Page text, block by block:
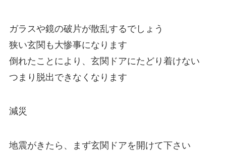
ガラスや鏡の破片が散乱するでしょう
狭い玄関も大惨事になります
倒れたことにより、玄関ドアにたどり着けない
つまり脱出できなくなります
減災
地震がきたら、まず玄関ドアを開けて下さい